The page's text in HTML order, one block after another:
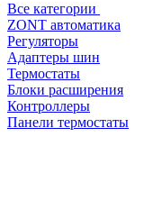
Все категории
ZONT автоматика
Регуляторы
Адаптеры шин
Термостаты
Блоки расширения
Контроллеры
Панели термостаты